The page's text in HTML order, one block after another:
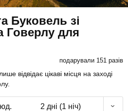
Буковель зі
Говерлу для
подарували 151 разів
відвідає цікаві місця на заході
2 дні (1 ніч)